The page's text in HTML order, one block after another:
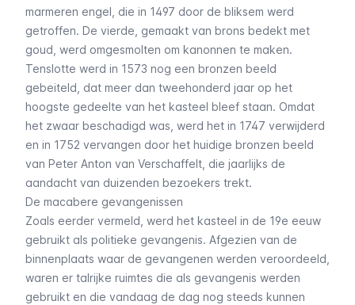
marmeren engel, die in 1497 door de bliksem werd
getroffen. De vierde, gemaakt van brons bedekt met
goud, werd omgesmolten om kanonnen te maken.
Tenslotte werd in 1573 nog een bronzen beeld
gebeiteld, dat meer dan tweehonderd jaar op het
hoogste gedeelte van het kasteel bleef staan. Omdat
het zwaar beschadigd was, werd het in 1747 verwijderd
en in 1752 vervangen door het huidige bronzen beeld
van Peter Anton van Verschaffelt, die jaarlijks de
aandacht van duizenden bezoekers trekt.
De macabere gevangenissen
Zoals eerder vermeld, werd het kasteel in de 19e eeuw
gebruikt als politieke gevangenis. Afgezien van de
binnenplaats waar de gevangenen werden veroordeeld,
waren er talrijke ruimtes die als gevangenis werden
gebruikt en die vandaag de dag nog steeds kunnen